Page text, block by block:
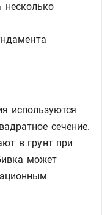
несколько
используются
сечение.
в грунт при
может